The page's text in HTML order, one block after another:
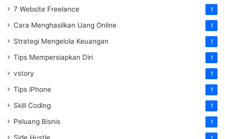
7 Website Freelance 1
Cara Menghasilkan Uang Online 1
Strategi Mengelola Keuangan 1
Tips Mempersiapkan Diri 1
vstory 1
Tips iPhone 1
Skill Coding 1
Peluang Bisnis 1
Side Hustle